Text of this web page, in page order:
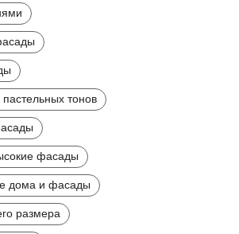
тонов
фасады
дома и фасады
размера